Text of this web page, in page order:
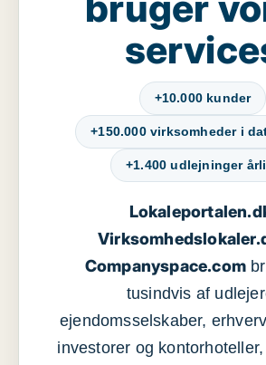
+10.000 kunder
+150.000 virksomheder i
+1.400 udlejninger
Companyspace.com
tusindvis af
ejendomsselskaber,
investorer og